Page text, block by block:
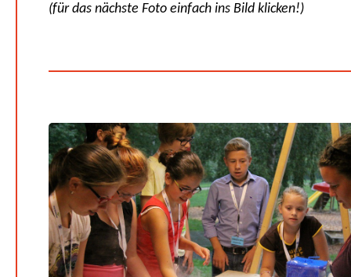
(für das nächste Foto einfach ins Bild klicken!)